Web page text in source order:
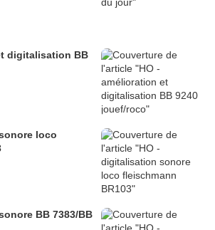
digitalisation BB
loco
BB 7383/BB